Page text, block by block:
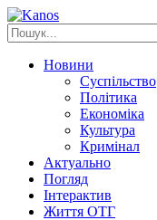
Новини
Суспільство
Політика
Економіка
Культура
Кримінал
Актуально
Погляд
Інтерактив
Життя ОТГ